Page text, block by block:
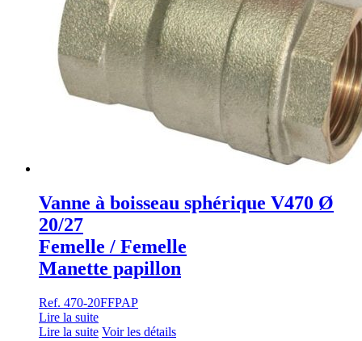
Vanne à boisseau sphérique V470 Ø
20/27
Femelle / Femelle
Manette papillon
Ref. 470-20FFPAP
Lire la suite
Lire la suite Voir les détails